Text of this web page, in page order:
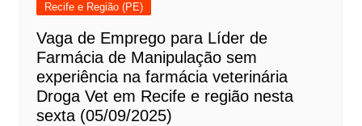
Recife e Região (PE)
Vaga de Emprego para Líder de
Farmácia de Manipulação sem
experiência na farmácia veterinária
Droga Vet em Recife e região nesta
sexta (05/09/2025)